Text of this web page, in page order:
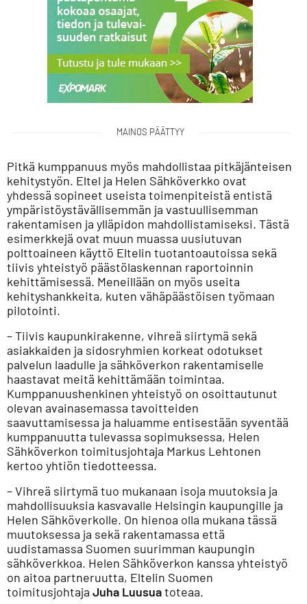
MAINOS PÄÄTTYY
Pitkä kumppanuus myös mahdollistaa pitkäjänteisen
kehitystyön. Eltel ja Helen Sähköverkko ovat
yhdessä sopineet useista toimenpiteistä entistä
ympäristöystävällisemmän ja vastuullisemman
rakentamisen ja ylläpidon mahdollistamiseksi. Tästä
esimerkkejä ovat muun muassa uusiutuvan
polttoaineen käyttö Eltelin tuotantoautoissa sekä
tiivis yhteistyö päästölaskennan raportoinnin
kehittämisessä. Meneillään on myös useita
kehityshankkeita, kuten vähäpäästöisen työmaan
pilotointi.
– Tiivis kaupunkirakenne, vihreä siirtymä sekä
asiakkaiden ja sidosryhmien korkeat odotukset
palvelun laadulle ja sähköverkon rakentamiselle
haastavat meitä kehittämään toimintaa.
Kumppanuushenkinen yhteistyö on osoittautunut
olevan avainasemassa tavoitteiden
saavuttamisessa ja haluamme entisestään syventää
kumppanuutta tulevassa sopimuksessa, Helen
Sähköverkon toimitusjohtaja Markus Lehtonen
kertoo yhtiön tiedotteessa.
– Vihreä siirtymä tuo mukanaan isoja muutoksia ja
mahdollisuuksia kasvavalle Helsingin kaupungille ja
Helen Sähköverkolle. On hienoa olla mukana tässä
muutoksessa ja sekä rakentamassa että
uudistamassa Suomen suurimman kaupungin
sähköverkkoa. Helen Sähköverkon kanssa yhteistyö
on aitoa partneruutta, Eltelin Suomen
toimitusjohtaja Juha Luusuatoteaa.